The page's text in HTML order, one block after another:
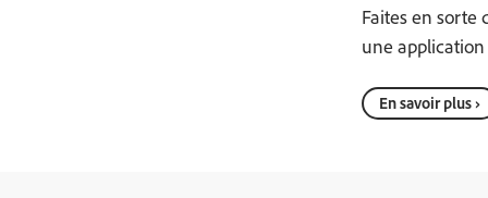
Faites en sorte
une
En savoir plus ›